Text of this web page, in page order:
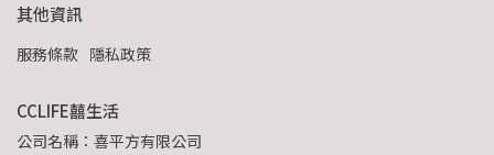
其他資訊
服務條款 隱私政策
CCLIFE囍生活
公司名稱：喜平方有限公司